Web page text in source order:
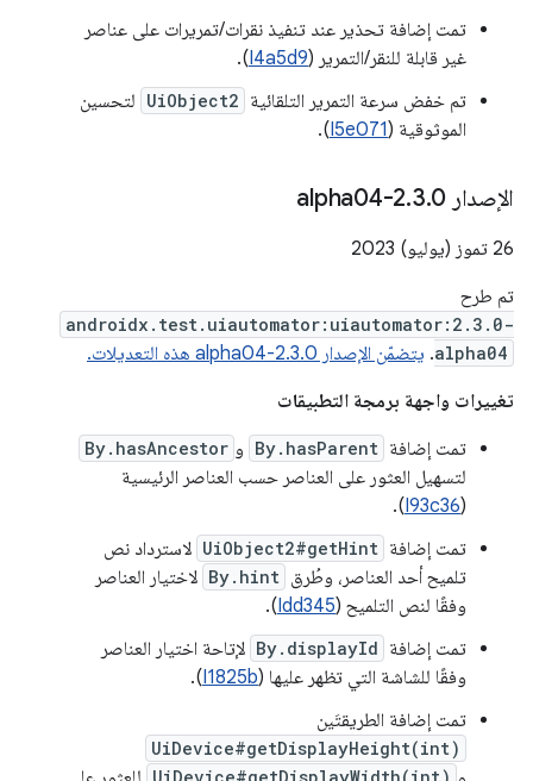
تمت إضافة تحذير عند تنفيذ نقرات/تمريرات على عناصر
غير قابلة للنقر/التمرير (I4a5d9
).
تم خفض سرعة التمرير التلقائية UiObject2 لتحسين
الموثوقية (I5e071
).
الإصدار 2 .3.0-alpha04
تم طرح
androidx.test.uiautomator:uiautomator:2.3.0-
alpha04
. يتضمّن الإصدار 2.3.0-alpha04 هذه التعديلات.
تغييرات واجهة برمجة التطبيقات
تمت إضافة By.hasParent و By.hasAncestor
لتسهيل العثور على العناصر حسب العناصر الرئيسية
(
I93c36
).
تمت إضافة UiObject2#getHint لاسترداد نص
تلميح أحد العناصر، وطُرق By.hint لاختيار العناصر
وفقًا لنص التلميح (Idd345
).
تمت إضافة By.displayId لإتاحة اختيار العناصر
وفقًا للشاشة التي تظهر عليها (I1825b
).
تمت إضافة الطريقتَين
UiDevice#getDisplayHeight(int)